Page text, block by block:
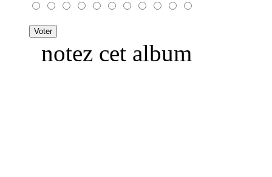
notez cet album